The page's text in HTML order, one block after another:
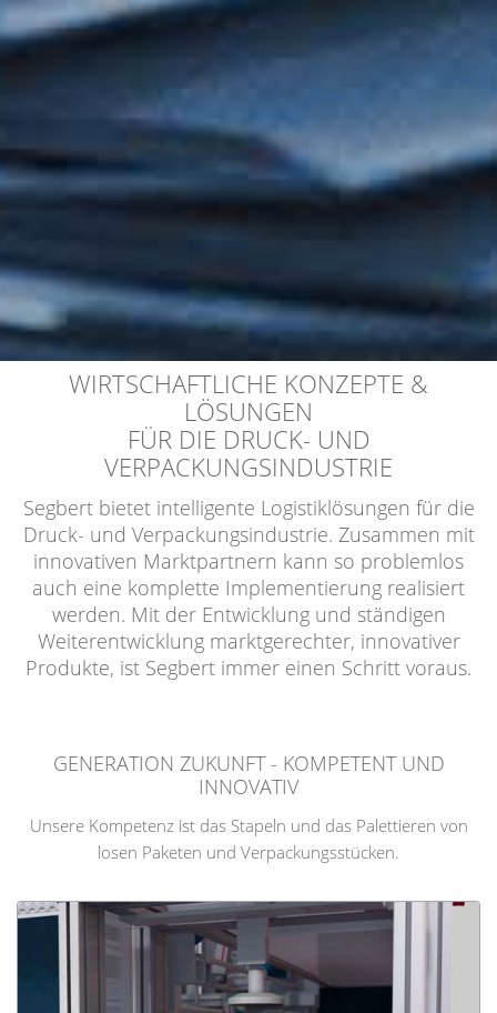
JETZT ERFOLGREICH BEWERBEN
WIRTSCHAFTLICHE KONZEPTE &
LÖSUNGEN
FÜR DIE DRUCK- UND
VERPACKUNGSINDUSTRIE
Segbert bietet intelligente Logistiklösungen für die
Druck- und Verpackungsindustrie. Zusammen mit
innovativen Marktpartnern kann so problemlos
auch eine komplette Implementierung realisiert
werden. Mit der Entwicklung und ständigen
Weiterentwicklung marktgerechter, innovativer
Produkte, ist Segbert immer einen Schritt voraus.
GENERATION ZUKUNFT - KOMPETENT UND
INNOVATIV
Unsere Kompetenz ist das Stapeln und das Palettieren von
losen Paketen und Verpackungsstücken.